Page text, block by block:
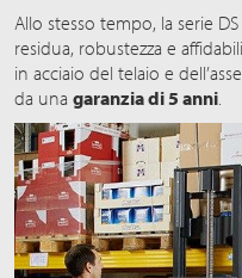
Allo stesso tempo, la serie
residua, robustezza e
in acciaio del telaio e
da una garanzia di 5 anni.